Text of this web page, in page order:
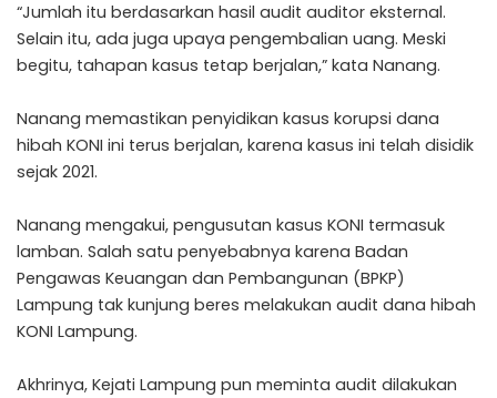
“Jumlah itu berdasarkan hasil audit auditor eksternal.
Selain itu, ada juga upaya pengembalian uang. Meski
begitu, tahapan kasus tetap berjalan,” kata Nanang.
Nanang memastikan penyidikan kasus korupsi dana
hibah KONI ini terus berjalan, karena kasus ini telah disidik
sejak 2021.
Nanang mengakui, pengusutan kasus KONI termasuk
lamban. Salah satu penyebabnya karena Badan
Pengawas Keuangan dan Pembangunan (BPKP)
Lampung tak kunjung beres melakukan audit dana hibah
KONI Lampung.
Akhrinya, Kejati Lampung pun meminta audit dilakukan